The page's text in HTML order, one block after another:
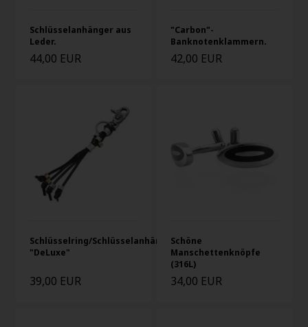
Schlüsselanhänger aus
Leder.
44,00 EUR
"Carbon"-
Banknotenklammern.
42,00 EUR
Schlüsselring/Schlüsselanhänger
"DeLuxe"
39,00 EUR
Schöne
Manschettenknöpfe
(316L)
34,00 EUR